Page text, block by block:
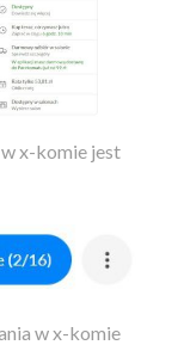
x-komie jest
w x-komie